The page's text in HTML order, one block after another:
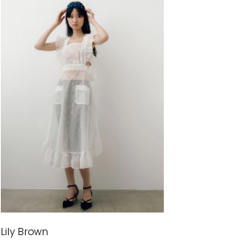
Lily Brown